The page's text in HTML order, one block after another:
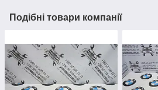
Подібні товари компанії